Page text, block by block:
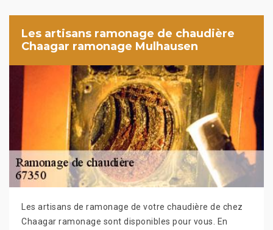
Les artisans ramonage de chaudière
Chaagar ramonage Mulhausen
Les artisans de ramonage de votre chaudière de chez
Chaagar ramonage sont disponibles pour vous. En